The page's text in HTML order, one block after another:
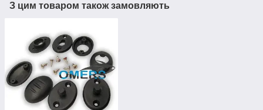
З цим товаром також замовляють